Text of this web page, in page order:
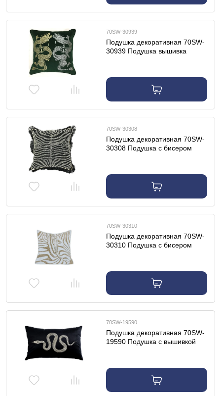
70SW-30939
Подушка декоративная 70SW-
30939 Подушка вышивка
70SW-30308
Подушка декоративная 70SW-
30308 Подушка с бисером
70SW-30310
Подушка декоративная 70SW-
30310 Подушка с бисером
70SW-19590
Подушка декоративная 70SW-
19590 Подушка с вышивкой